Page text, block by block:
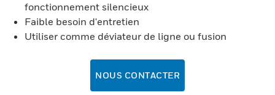
fonctionnement silencieux
Faible besoin d'entretien
Utiliser comme déviateur de ligne ou fusion
NOUS CONTACTER